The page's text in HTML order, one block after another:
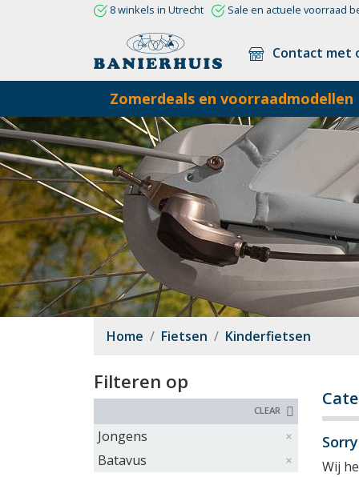
8 winkels in Utrecht Sale en actuele voorraad
Contact met
Zomerdeals en voorraadmodellen
Home Fietsen Kinderfietsen
Filteren op
CLEAR
Jongens
Batavus
Wij